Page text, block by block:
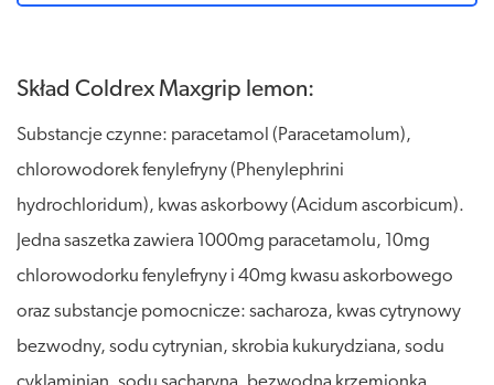
Skład Coldrex Maxgrip lemon:
Substancje czynne: paracetamol (Paracetamolum),
chlorowodorek fenylefryny (Phenylephrini
hydrochloridum), kwas askorbowy (Acidum ascorbicum).
Jedna saszetka zawiera 1000mg paracetamolu, 10mg
chlorowodorku fenylefryny i 40mg kwasu askorbowego
oraz substancje pomocnicze: sacharoza, kwas cytrynowy
bezwodny, sodu cytrynian, skrobia kukurydziana, sodu